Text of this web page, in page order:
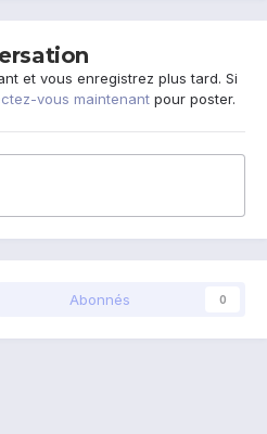
et vous enregistrez plus tard. Si
vous maintenant pour poster.
Abonnés 0